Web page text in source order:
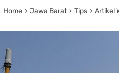
Home › Jawa Barat › Tips › Artikel